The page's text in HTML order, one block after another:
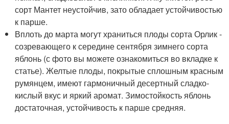
сорт Мантет неустойчив, зато обладает устойчивостью
к парше.
Вплоть до марта могут храниться плоды сорта Орлик -
созревающего к середине сентября зимнего сорта
яблонь (с фото вы можете ознакомиться во вкладке к
статье). Желтые плоды, покрытые сплошным красным
румянцем, имеют гармоничный десертный сладко-
кислый вкус и яркий аромат. Зимостойкость яблонь
достаточная, устойчивость к парше средняя.